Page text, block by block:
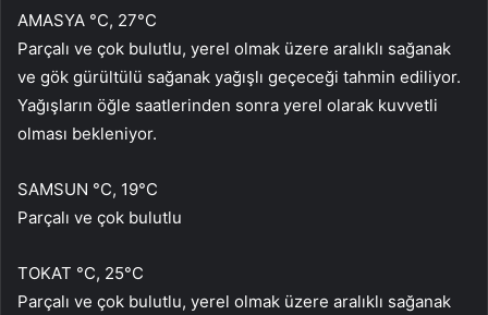
AMASYA °C, 27°C
Parçalı ve çok bulutlu, yerel olmak üzere aralıklı sağanak
ve gök gürültülü sağanak yağışlı geçeceği tahmin ediliyor.
Yağışların öğle saatlerinden sonra yerel olarak kuvvetli
olması bekleniyor.
SAMSUN °C, 19°C
Parçalı ve çok bulutlu
TOKAT °C, 25°C
Parçalı ve çok bulutlu, yerel olmak üzere aralıklı sağanak